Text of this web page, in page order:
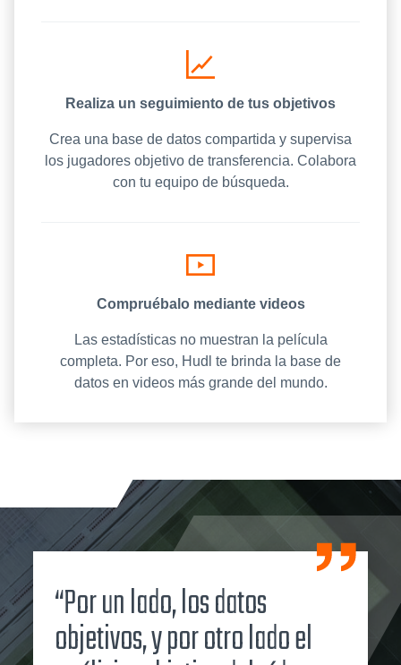
Realiza un seguimiento de tus objetivos
Crea una base de datos compartida y supervisa
los jugadores objetivo de transferencia. Colabora
con tu equipo de búsqueda.
Compruébalo mediante videos
Las estadísticas no muestran la película
completa. Por eso, Hudl te brinda la base de
datos en videos más grande del mundo.
“Por un lado, los datos
objetivos, y por otro lado el